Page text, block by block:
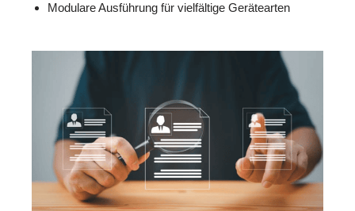
Modulare Ausführung für vielfältige Gerätearten